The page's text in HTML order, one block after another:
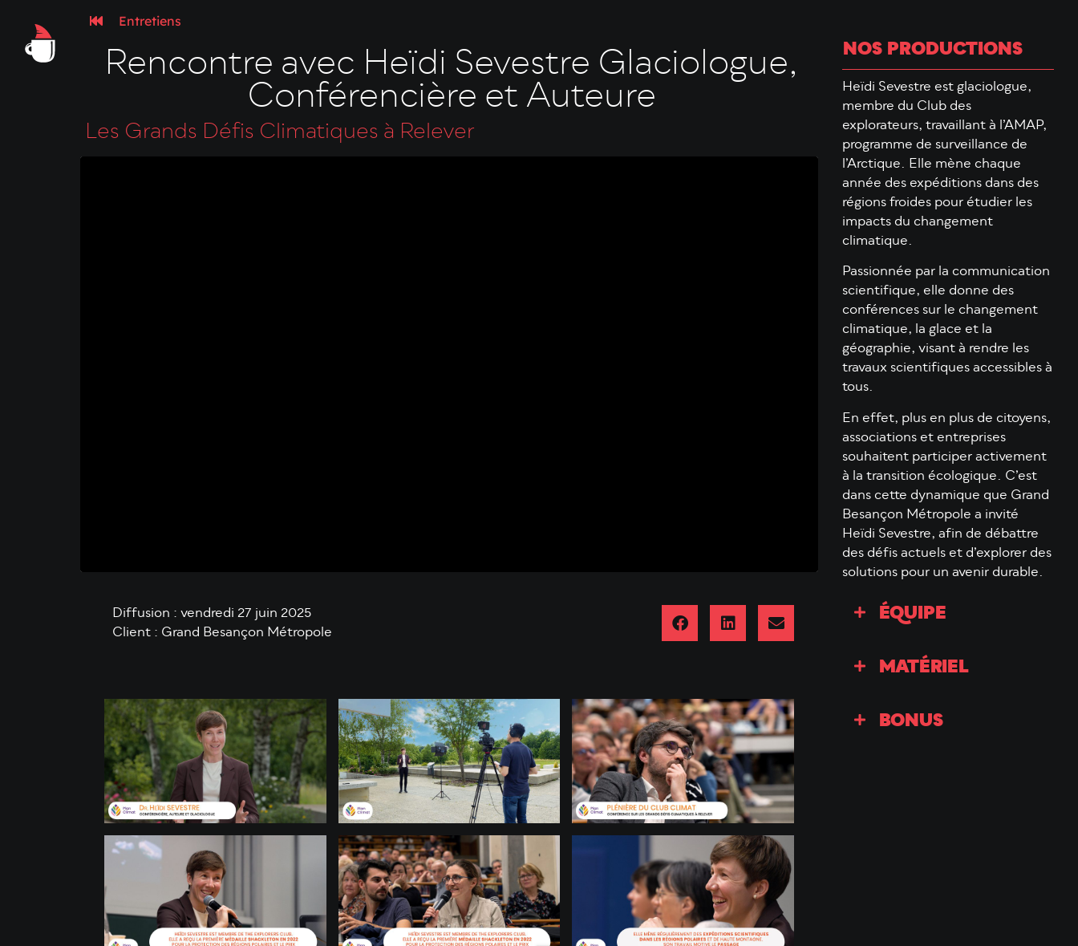
Entretiens
Rencontre avec Heïdi Sevestre Glaciologue,
Conférencière et Auteure
Les Grands Défis Climatiques à Relever
Diffusion : vendredi 27 juin 2025
Client : Grand Besançon Métropole
NOS PRODUCTIONS
Heïdi Sevestre est glaciologue,
membre du Club des
explorateurs, travaillant à l’AMAP,
programme de surveillance de
l’Arctique. Elle mène chaque
année des expéditions dans des
régions froides pour étudier les
impacts du changement
climatique.
Passionnée par la communication
scientifique, elle donne des
conférences sur le changement
climatique, la glace et la
géographie, visant à rendre les
travaux scientifiques accessibles à
tous.
En effet, plus en plus de citoyens,
associations et entreprises
souhaitent participer activement
à la transition écologique. C’est
dans cette dynamique que Grand
Besançon Métropole a invité
Heïdi Sevestre, afin de débattre
des défis actuels et d’explorer des
solutions pour un avenir durable.
ÉQUIPE
MATÉRIEL
BONUS